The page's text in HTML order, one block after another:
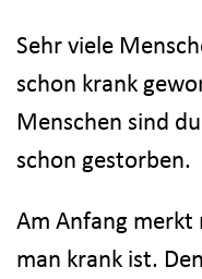
Sehr viele
schon krank
Menschen sind
schon gestorben.
Am Anfang merkt
man krank ist.